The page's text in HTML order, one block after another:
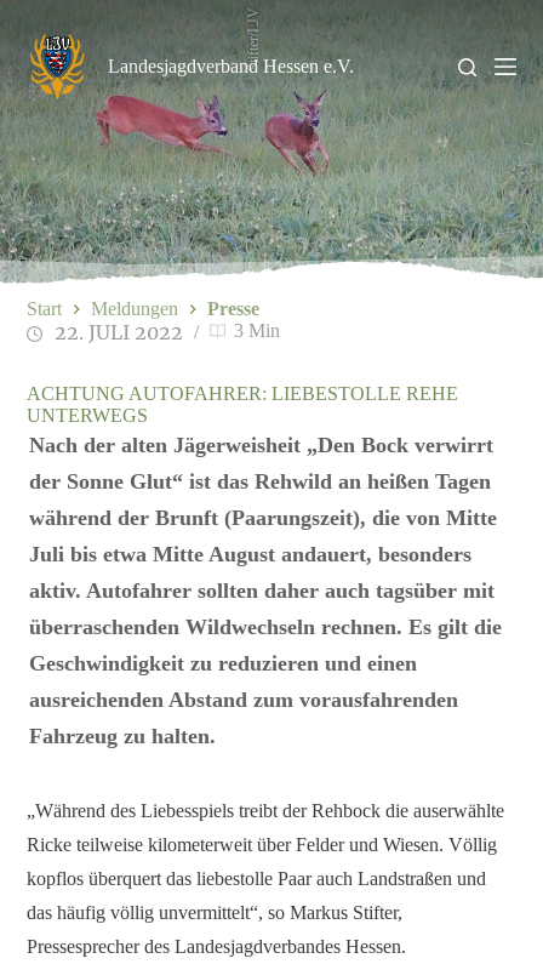
springen
Landesjagdverband Hessen e.V.
Stifter/LJV
ACHTUNG AUTOFAHRER: LIEBESTOLLE REHE
UNTERWEGS
Nach der alten Jägerweisheit „Den Bock verwirrt
der Sonne Glut“ ist das Rehwild an heißen Tagen
während der Brunft (Paarungszeit), die von Mitte
Juli bis etwa Mitte August andauert, besonders
aktiv. Autofahrer sollten daher auch tagsüber mit
überraschenden Wildwechseln rechnen. Es gilt die
Geschwindigkeit zu reduzieren und einen
ausreichenden Abstand zum vorausfahrenden
Fahrzeug zu halten.
22. JULI 2022 3 Min
Start Meldungen Presse
„Während des Liebesspiels treibt der Rehbock die auserwählte
Ricke teilweise kilometerweit über Felder und Wiesen. Völlig
kopflos überquert das liebestolle Paar auch Landstraßen und
das häufig völlig unvermittelt“, so Markus Stifter,
Pressesprecher des Landesjagdverbandes Hessen.